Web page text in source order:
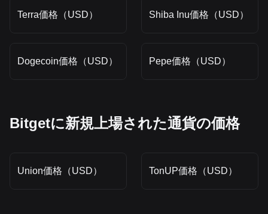
Terra価格（USD） Shiba Inu価格（USD）
Dogecoin価格（USD） Pepe価格（USD）
Bitgetに新規上場された通貨の価格
Union価格（USD） TonUP価格（USD）